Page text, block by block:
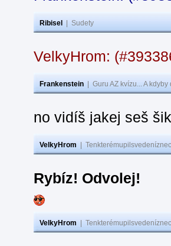
Ribisel Sudety
VelkyHrom:
Frankenstein Guru AZ kvízu... A
no vidíš jakej seš
VelkyHrom
Rybíz! Odvolej!
VelkyHrom